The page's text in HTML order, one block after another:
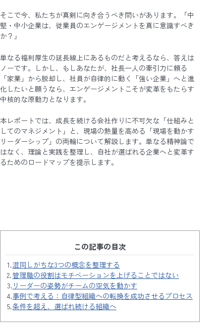
そこで今、私たちが真剣に向き合うべき問いがあります。「中
堅・中小企業は、従業員のエンゲージメントを真に意識すべき
か？」
単なる福利厚生の延長線上にあるものだと考えるなら、答えは
ノーです。しかし、もしあなたが、社長一人の牽引力に頼る
「家業」から脱却し、社員が自律的に動く「強い企業」へと進
化したいと願うなら、エンゲージメントこそが変革をもたらす
中核的な原動力となります。
本レポートでは、成長を続ける会社作りに不可欠な「仕組みと
してのマネジメント」と、現場の熱量を高める「現場を動かす
リーダーシップ」の両輪について解説します。単なる精神論で
はなく、理論と実践を整理し、自社が選ばれる企業へと変革す
るためのロードマップを提示します。
この記事の目次
混同しがちな3つの概念を整理する
管理職の役割はモチベーションを上げることではない
リーダーの姿勢がチームの空気を動かす
事例で考える：自律型組織への転換を成功させるプロセス
条件を超え、選ばれ続ける組織へ